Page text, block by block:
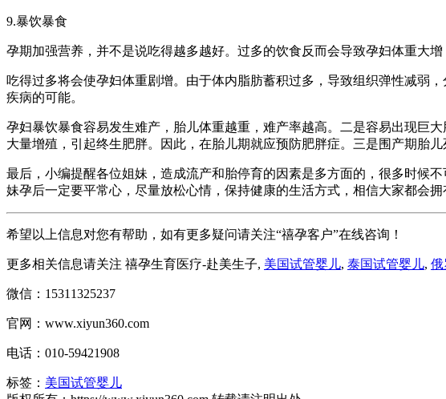
9.暴饮暴食
孕期加强营养，并不是说吃得越多越好。过多的饮食反而会导致孕妇体重大
吃得过多将会使孕妇体重剧增。由于体内脂肪蓄积过多，导致组织弹性减弱
疾病的可能。
孕妇暴饮暴食容易发生难产，胎儿体重越重，难产率越高。二是容易出现巨
大量增殖，引起终生肥胖。因此，在胎儿期就应预防肥胖症。三是围产期胎
最后，小编提醒各位姐妹，造成流产和胎停育的因素是多方面的，很多时候
妹孕后一定要平常心，尽量放松心情，保持健康的生活方式，相信大家都会拥
希望以上信息对您有帮助，如有更多疑问请关注“禧孕客户”在线咨询！
更多相关信息请关注 禧孕生育医疗-赴美生子, 美国试管婴儿, 泰国试管婴儿, 俄
微信：15311325237
官网：www.xiyun360.com
电话：010-59421908
标签： 美国试管婴儿